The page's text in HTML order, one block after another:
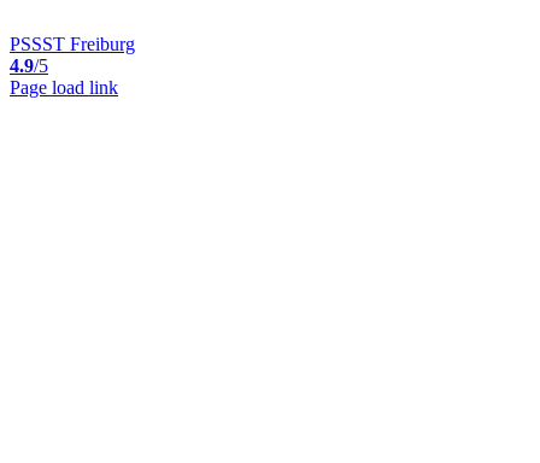
PSSST Freiburg
4.9/5
Page load link